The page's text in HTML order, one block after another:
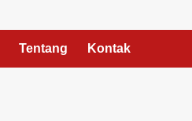
Tentang Kontak